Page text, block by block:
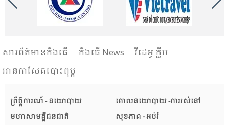
សារ​ព័ត៌មានកឹងធើ កឹងធើ News
វីដេអូ ក្លីប
អានកាសែតបោះពុម្ព
ព្រឹត្តិការណ៍ - នយោបាយ
គោលនយោបាយ -ការរស់នៅ
មហាសាមគ្គីជនជាតិ
សុខភាព - អប់រំ